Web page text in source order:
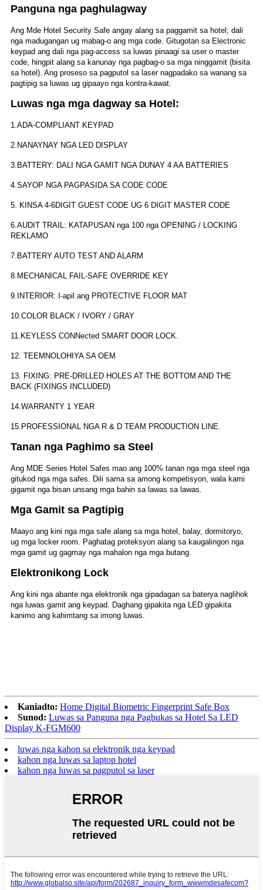
Panguna nga paghulagway
Ang Mde Hotel Security Safe angay alang sa paggamit sa hotel; dali
nga madugangan ug mabag-o ang mga code. Gitugotan sa Electronic
keypad ang dali nga pag-access sa luwas pinaagi sa user o master
code, hingpit alang sa kanunay nga pagbag-o sa mga ninggamit (bisita
sa hotel). Ang proseso sa pagputol sa laser nagpadako sa wanang sa
pagtipig sa luwas ug gipaayo nga kontra-kawat.
Luwas nga mga dagway sa Hotel:
1.ADA-COMPLIANT KEYPAD
2.NANAYNAY NGA LED DISPLAY
3.BATTERY: DALI NGA GAMIT NGA DUNAY 4 AA BATTERIES
4.SAYOP NGA PAGPASIDA SA CODE CODE
5. KINSA 4-6DIGIT GUEST CODE UG 6 DIGIT MASTER CODE
6.AUDIT TRAIL: KATAPUSAN nga 100 nga OPENING / LOCKING
REKLAMO
7.BATTERY AUTO TEST AND ALARM
8.MECHANICAL FAIL-SAFE OVERRIDE KEY
9.INTERIOR: I-apil ang PROTECTIVE FLOOR MAT
10.COLOR BLACK / IVORY / GRAY
11.KEYLESS CONNected SMART DOOR LOCK.
12. TEEMNOLOHIYA SA OEM
13. FIXING: PRE-DRILLED HOLES AT THE BOTTOM AND THE
BACK (FIXINGS INCLUDED)
14.WARRANTY 1 YEAR
15.PROFESSIONAL NGA R & D TEAM PRODUCTION LINE.
Tanan nga Paghimo sa Steel
Ang MDE Series Hotel Safes mao ang 100% tanan nga mga steel nga
gitukod nga mga safes. Dili sama sa among kompetisyon, wala kami
gigamit nga bisan unsang mga bahin sa lawas sa lawas.
Mga Gamit sa Pagtipig
Maayo ang kini nga mga safe alang sa mga hotel, balay, dormitoryo,
ug mga locker room. Paghatag proteksyon alang sa kaugalingon nga
mga gamit ug gagmay nga mahalon nga mga butang.
Elektronikong Lock
Ang kini nga abante nga elektronik nga gipadagan sa baterya naglihok
nga luwas gamit ang keypad. Daghang gipakita nga LED gipakita
kanimo ang kahimtang sa imong luwas.
Kaniadto: Home Digital Biometric Fingerprint Safe Box
Sunod: Luwas sa Panguna nga Pagbukas sa Hotel Sa LED
Display K-FGM600
luwas nga kahon sa elektronik nga keypad
kahon nga luwas sa laptop hotel
kahon nga luwas sa pagputol sa laser